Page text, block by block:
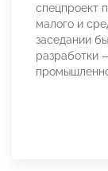
спецпроект
малого и
заседании
разработки